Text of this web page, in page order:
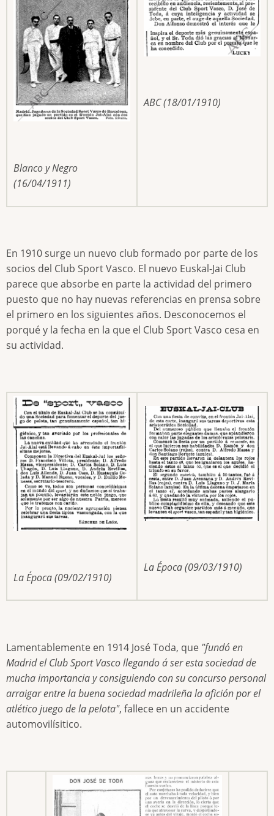
Blanco y Negro
(16/04/1911)
ABC (18/01/1910)
En 1910 surge un nuevo club formado por parte de los
socios del Club Sport Vasco. El nuevo Euskal-Jai Club
parece que absorbe en parte la actividad del primero
puesto que no hay nuevas referencias en prensa sobre
el primero en los siguientes años. Desconocemos el
porqué y la fecha en la que el Club Sport Vasco cesa en
su actividad.
La Época (09/02/1910)
La Época (09/03/1910)
Lamentablemente en 1914 José Toda, que "fundó en
Madrid el Club Sport Vasco llegando á ser esta sociedad de
mucha importancia y consiguiendo con su concurso personal
arraigar entre la buena sociedad madrileña la afición por el
atlético juego de la pelota", fallece en un accidente
automovilísitico.